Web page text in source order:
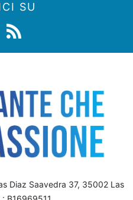
SU
Diaz Saavedra 37, 35002 Las